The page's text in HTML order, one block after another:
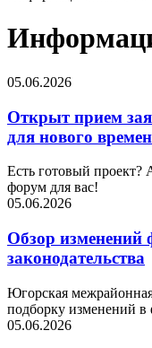
05.06.2026
Открыт прием
для нового
Есть готовый проект?
форум для вас!
05.06.2026
Обзор изменений
законодательства
Югорская
подборку изменений в
05.06.2026